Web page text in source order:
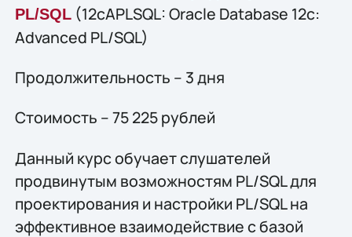
PL/SQL(12cAPLSQL: Oracle Database 12c:
Advanced PL/SQL)
Продолжительность – 3 дня
Стоимость – 75 225 рублей
Данный курс обучает слушателей
продвинутым возможностям PL/SQL для
проектирования и настройки PL/SQL на
эффективное взаимодействие с базой